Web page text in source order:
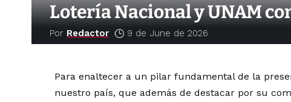
Lotería Nacional y UNAM
Por Redactor 9 de June de 2026
Para enaltecer a un pilar fundamental de la
nuestro país, que además de destacar por su